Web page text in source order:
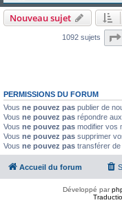
Nouveau sujet
1092 sujets
PERMISSIONS DU FORUM
Vous ne pouvez pas publier de
Vous ne pouvez pas répondre
Vous ne pouvez pas modifier vos
Vous ne pouvez pas supprimer
Vous ne pouvez pas transférer
Accueil du forum
Développé par